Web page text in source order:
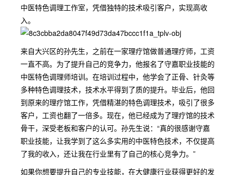
中医特色调理工作室，凭借独特的技术吸引客户，实现高收
入。
来自大兴区的孙先生，之前在一家理疗馆做普通理疗师，工资
一直不高。为了提升自己的竞争力，他报名了守嘉职业技能的
中医特色调理师培训。在培训过程中，他学会了正骨、针灸等
多种特色调理技术，技术水平得到了质的提升。毕业后，他回
到原来的理疗馆工作，凭借精湛的特色调理技术，吸引了很多
客户，工资也翻了一倍多。现在，他已经成为了理疗馆的技术
骨干，深受老板和客户的认可。孙先生说：“真的很感谢守嘉
职业技能，让我学到了这么多实用的中医特色技术，不仅提高
了我的收入，还让我在行业里有了自己的核心竞争力。”
如果你想要提升自己的专业技能，在大健康行业获得更好的发